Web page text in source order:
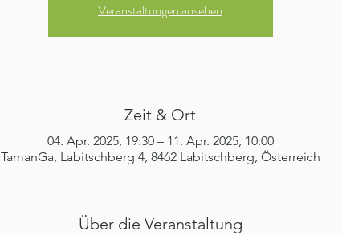
Veranstaltungen ansehen
Zeit & Ort
04. Apr. 2025, 19:30 – 11. Apr. 2025, 10:00
TamanGa, Labitschberg 4, 8462 Labitschberg, Österreich
Über die Veranstaltung